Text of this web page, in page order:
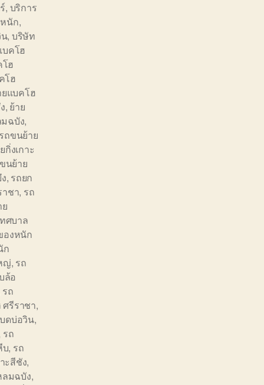
, บริการ
นัก,
, บริษัท
บคโฮ
ฮ
โฮ
ยแบคโฮ
, ย้าย
ฉบัง,
รถขนย้าย
งเกาะ
นย้าย
, รถยก
ชา, รถ
ศบาล
องหนัก
ก
ญ่, รถ
ล้อ
รถ
รีราชา,
ดบ่อวิน,
รถ
บ, รถ
ะสีชัง,
ลมฉบัง,